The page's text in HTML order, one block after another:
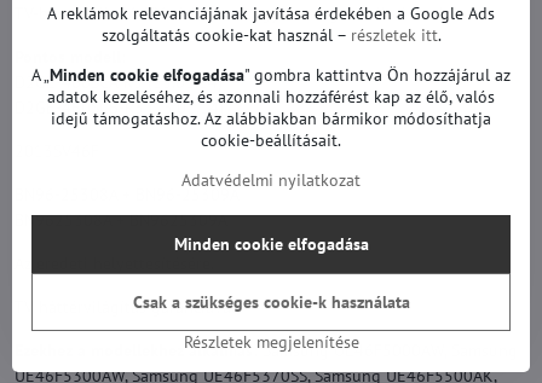
TV-ben található. TV-nként csak egy csomagot kell vásárolnia.
D2GE-460SCA-R3 (13.01.14)
D2GE-460SCB-R3 (13.01.14)
BN9625308A + BN9625309A
TV háttérvilágítás garanciával.
Ezekhez a modellekhez alkalmas: Samsung UE46F5000AW, Samsung
UE46F5300AW, Samsung UE46F5370SS, Samsung UE46F5500AK,
A reklámok relevanciájának javítása érdekében a Google Ads
szolgáltatás cookie-kat használ – részletek itt.
A „Minden cookie elfogadása" gombra kattintva Ön hozzájárul az
adatok kezeléséhez, és azonnali hozzáférést kap az élő, valós
idejű támogatáshoz. Az alábbiakban bármikor módosíthatja
cookie-beállításait.
Adatvédelmi nyilatkozat
Részletek megjelenítése
Minden cookie elfogadása
Csak a szükséges cookie-k használata